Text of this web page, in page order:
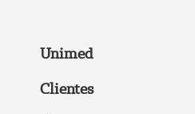
Unimed
Clientes